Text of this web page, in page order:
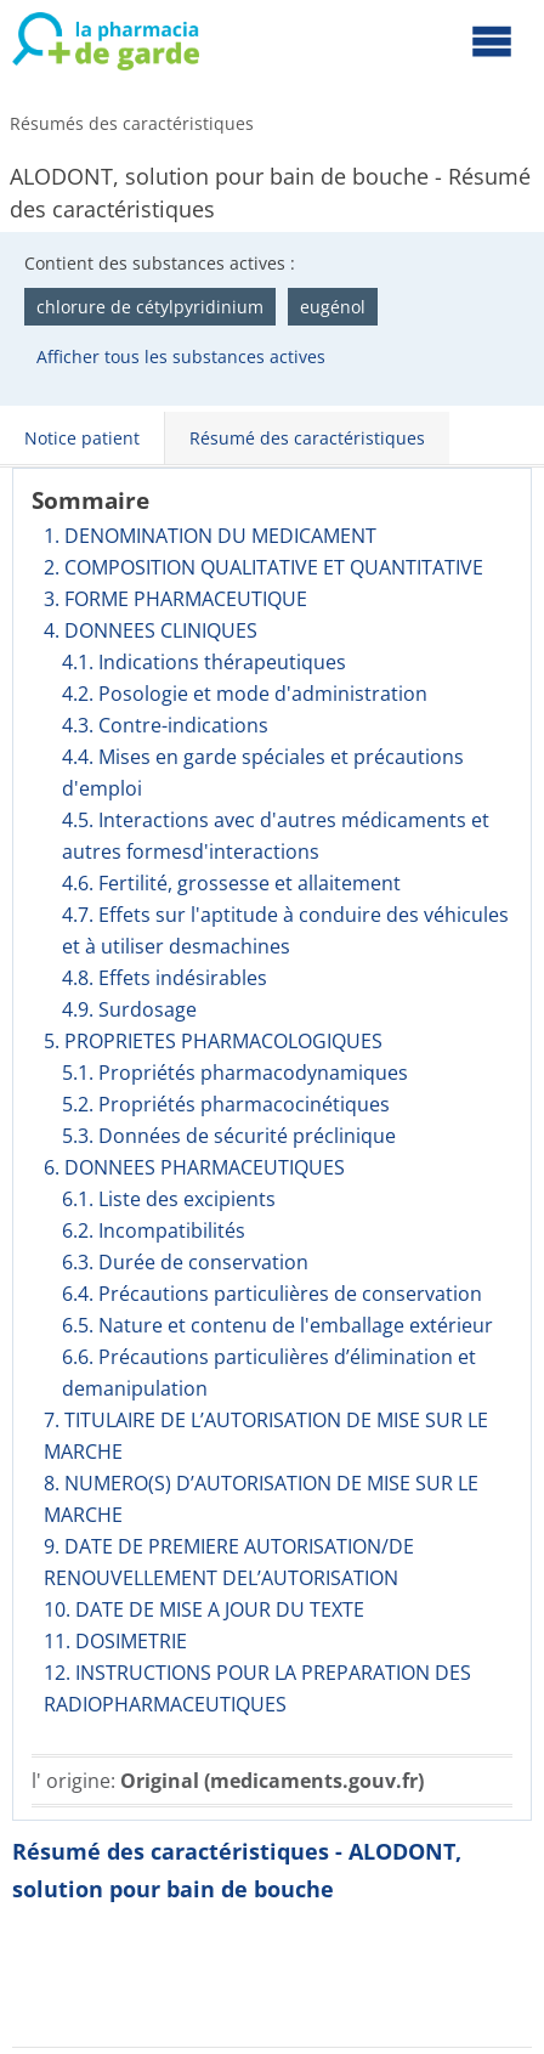
Résumés des caractéristiques
ALODONT, solution pour bain de bouche - Résumé
des caractéristiques
Contient des substances actives :
chlorure de cétylpyridinium
eugénol
Afficher tous les substances actives
Notice patient Résumé des caractéristiques
Sommaire
1. DENOMINATION DU MEDICAMENT
2. COMPOSITION QUALITATIVE ET QUANTITATIVE
3. FORME PHARMACEUTIQUE
4. DONNEES CLINIQUES
4.1. Indications thérapeutiques
4.2. Posologie et mode d'administration
4.3. Contre-indications
4.4. Mises en garde spéciales et précautions
d'emploi
4.5. Interactions avec d'autres médicaments et
autres formesd'interactions
4.6. Fertilité, grossesse et allaitement
4.7. Effets sur l'aptitude à conduire des véhicules
et à utiliser desmachines
4.8. Effets indésirables
4.9. Surdosage
5. PROPRIETES PHARMACOLOGIQUES
5.1. Propriétés pharmacodynami­ques
5.2. Propriétés pharmacocinéti­ques
5.3. Données de sécurité préclinique
6. DONNEES PHARMACEUTIQUES
6.1. Liste des excipients
6.2. Incompati­bilités
6.3. Durée de conservation
6.4. Précautions particulières de conservation
6.5. Nature et contenu de l'emballage extérieur
6.6. Précautions particulières d’élimination et
demanipulation
7. TITULAIRE DE L’AUTORISATION DE MISE SUR LE
MARCHE
8. NUMERO(S) D’AUTORISATION DE MISE SUR LE
MARCHE
9. DATE DE PREMIERE AUTORISATION/DE
RENOUVELLEMENT DEL’AUTORISATION
10. DATE DE MISE A JOUR DU TEXTE
11. DOSIMETRIE
12. INSTRUCTIONS POUR LA PREPARATION DES
RADIOPHARMACE­UTIQUES
l' origine: Original (medicaments.gouv.fr)
Résumé des caractéristiques - ALODONT,
solution pour bain de bouche